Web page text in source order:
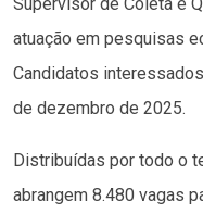
Supervisor de Coleta e
atuação em pesquisas
Candidatos
de dezembro de 2025.
Distribuídas por todo o
abrangem 8.480 vagas